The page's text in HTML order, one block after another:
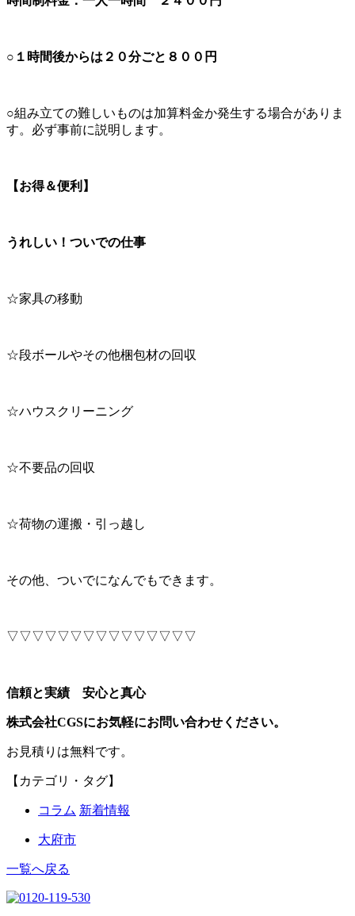
○１時間後からは２０分ごと８００円
○組み立ての難しいものは加算料金か発生する場合がありま
す。必ず事前に説明します。
【お得＆便利】
うれしい！ついでの仕事
☆家具の移動
☆段ボールやその他梱包材の回収
☆ハウスクリーニング
☆不要品の回収
☆荷物の運搬・引っ越し
その他、ついでになんでもできます。
▽▽▽▽▽▽▽▽▽▽▽▽▽▽▽
信頼と実績 安心と真心
株式会社CGSにお気軽にお問い合わせください。
お見積りは無料です。
【カテゴリ・タグ】
コラム 新着情報
大府市
一覧へ戻る